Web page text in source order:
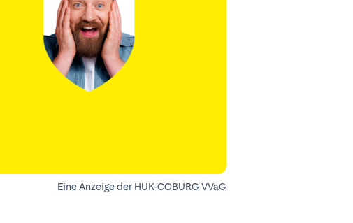
Eine Anzeige der HUK-COBURG VVaG